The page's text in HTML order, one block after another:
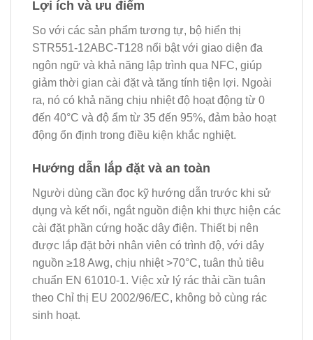
Lợi ích và ưu điểm
So với các sản phẩm tương tự, bộ hiển thị
STR551-12ABC-T128 nổi bật với giao diện đa
ngôn ngữ và khả năng lập trình qua NFC, giúp
giảm thời gian cài đặt và tăng tính tiện lợi. Ngoài
ra, nó có khả năng chịu nhiệt độ hoạt động từ 0
đến 40°C và độ ẩm từ 35 đến 95%, đảm bảo hoạt
động ổn định trong điều kiện khắc nghiệt.
Hướng dẫn lắp đặt và an toàn
Người dùng cần đọc kỹ hướng dẫn trước khi sử
dụng và kết nối, ngắt nguồn điện khi thực hiện các
cài đặt phần cứng hoặc dây điện. Thiết bị nên
được lắp đặt bởi nhân viên có trình độ, với dây
nguồn ≥18 Awg, chịu nhiệt >70°C, tuân thủ tiêu
chuẩn EN 61010-1. Việc xử lý rác thải cần tuân
theo Chỉ thị EU 2002/96/EC, không bỏ cùng rác
sinh hoạt.